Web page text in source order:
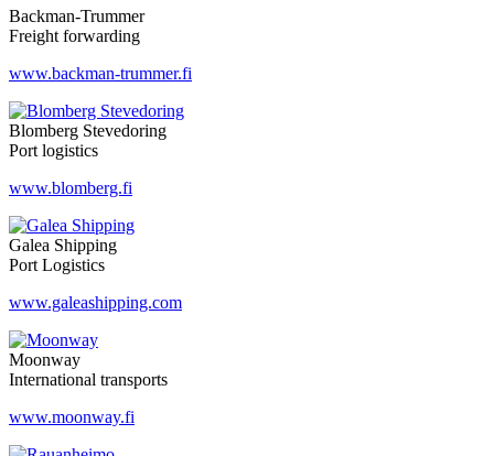
Backman-Trummer
Freight forwarding
www.backman-trummer.fi
Blomberg Stevedoring
Port logistics
www.blomberg.fi
Galea Shipping
Port Logistics
www.galeashipping.com
Moonway
International transports
www.moonway.fi